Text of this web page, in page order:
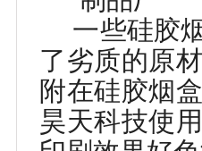
一些硅胶
了劣质的原
附在硅胶烟
昊天科技使